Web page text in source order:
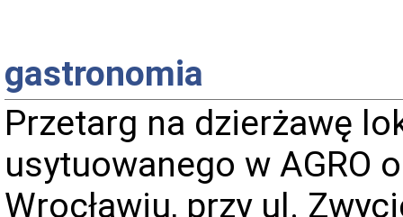
gastronomia
Przetarg na dzierżawę
usytuowanego w AGRO
Wrocławiu, przy ul.